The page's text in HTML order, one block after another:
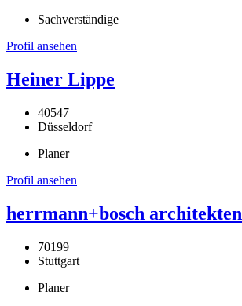
Sachverständige
Profil ansehen
Heiner Lippe
40547
Düsseldorf
Planer
Profil ansehen
herrmann+bosch architekten
70199
Stuttgart
Planer